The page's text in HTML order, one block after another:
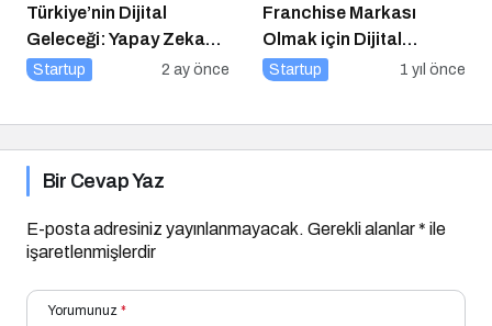
Türkiye’nin Dijital
Geleceği: Yapay Zeka
Çağında “BİLGE”
Startup 2 ay önce
Franchise Markası
Olmak için Dijital
Markalaşma Şart
Startup 1 yıl önce
Bir Cevap Yaz
E-posta adresiniz yayınlanmayacak. Gerekli alanlar* ile
işaretlenmişlerdir
Yorumunuz *